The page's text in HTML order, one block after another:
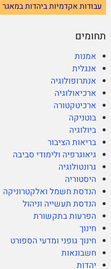
עבודות אקדמיות ביהדות במאגר Seminarion.co.il
תחומים
אמנות
אנגלית
אנתרופולוגיה
ארכיאולוגיה
ארכיטקטורה
בוטניקה
ביולוגיה
בריאות הציבור
גיאוגרפיה ולימודי סביבה
גרונטולוגיה
היסטוריה
הנדסת חשמל ואלקטרוניקה
הנדסת תעשייה וניהול
הפרעות בתקשורת
חינוך
חינוך גופני ומדעי הספורט
חשבונאות
יהדות